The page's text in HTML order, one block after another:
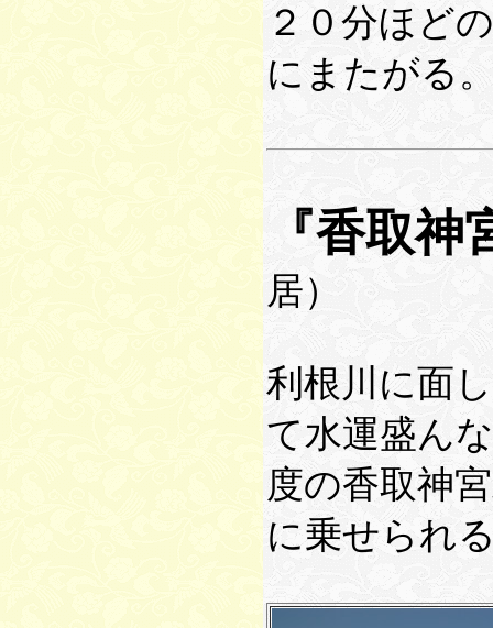
２０分ほど
にまたがる
『香取
居）
利根川に面
て水運盛ん
度の香取神
に乗せられ